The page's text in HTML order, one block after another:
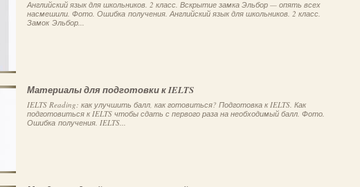
Английский язык для школьников. 2 класс. Вскрытие замка Эльбор — опять всех
насмешили. Фото. Ошибка получения. Английский язык для школьников. 2 класс.
Замок Эльбор...
Материалы для подготовки к IELTS
IELTS Reading: как улучшить балл, как готовиться? Подготовка к IELTS. Как
подготовиться к IELTS чтобы сдать с первого раза на необходимый балл. Фото.
Ошибка получения. IELTS...